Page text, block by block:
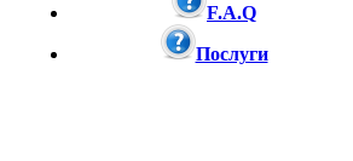
F.A.Q
Послуги